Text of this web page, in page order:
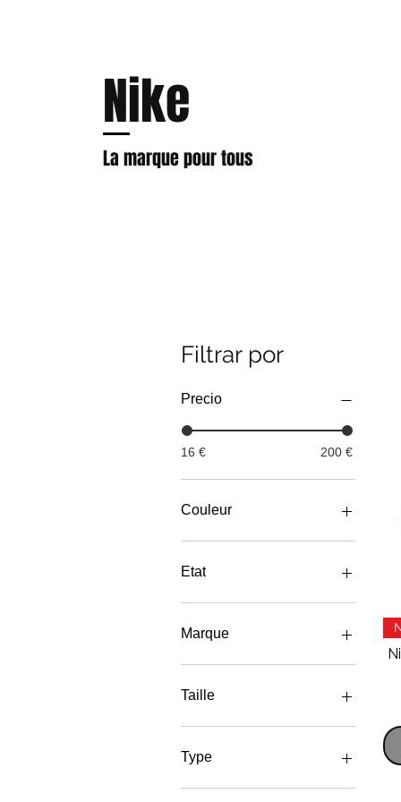
Nike
La marque pour tous
Filtrar por
Precio
16 € 200 €
Couleur
Etat
Neuf
Marque
Nike
Taille
36
39
42
Type
Tee-shirts